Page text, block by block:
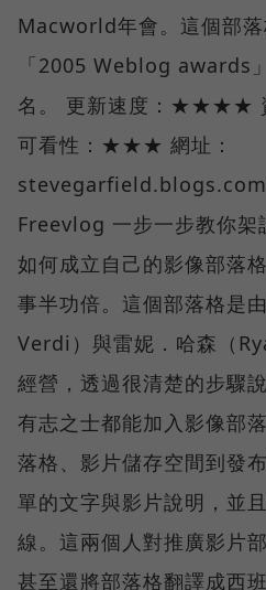
Macworld年會。這個部
「2005 Weblog awards
名。 更新速度：★★★★
可看性：★★★ 網址：
Freevlog 一步一步教你架
如何成立自己的影像部落
事半功倍。這個部落格是
Verdi）與雷妮．哈森（
經營，透過很清楚的步驟
有志之士都能加入影像部
落格、影片儲存空間到發
單的文字與影片說明，並
線。這兩個人對推廣影片
甚至還將部落格翻譯成西